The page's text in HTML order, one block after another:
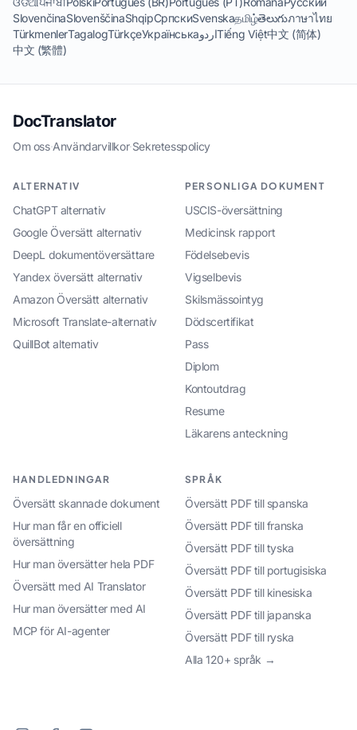
SlovenčinaSlovenščinaShqipСрпскиSvenskaதமிழ்తెలుగుภาษาไทย
TürkmenlerTagalogTürkçeУкраїнськаاردوTiếng Việt中文 (简体)
中文 (繁體)
DocTranslator
Om oss·Användarvillkor·Sekretesspolicy
ALTERNATIV
ChatGPT alternativ
Google Översätt alternativ
DeepL dokumentöversättare
Yandex översätt alternativ
Amazon Översätt alternativ
Microsoft Translate-alternativ
QuillBot alternativ
PERSONLIGA DOKUMENT
USCIS-översättning
Medicinsk rapport
Födelsebevis
Vigselbevis
Skilsmässointyg
Dödscertifikat
Pass
Diplom
Kontoutdrag
Resume
Läkarens anteckning
HANDLEDNINGAR
Översätt skannade dokument
Hur man får en officiell
översättning
Hur man översätter hela PDF
Översätt med AI Translator
Hur man översätter med AI
MCP för AI-agenter
SPRÅK
Översätt PDF till spanska
Översätt PDF till franska
Översätt PDF till tyska
Översätt PDF till portugisiska
Översätt PDF till kinesiska
Översätt PDF till japanska
Översätt PDF till ryska
Alla 120+ språk →